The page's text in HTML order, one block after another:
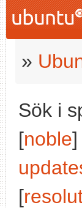
»
Sök i
[noble]
[